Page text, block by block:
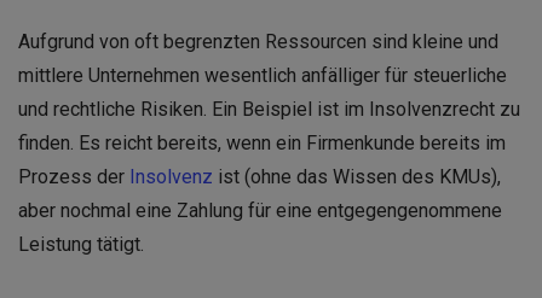
Aufgrund von oft begrenzten Ressourcen sind kleine und
mittlere Unternehmen wesentlich anfälliger für steuerliche
und rechtliche Risiken. Ein Beispiel ist im Insolvenzrecht zu
finden. Es reicht bereits, wenn ein Firmenkunde bereits im
Prozess der Insolvenz ist (ohne das Wissen des KMUs),
aber nochmal eine Zahlung für eine entgegengenommene
Leistung tätigt.